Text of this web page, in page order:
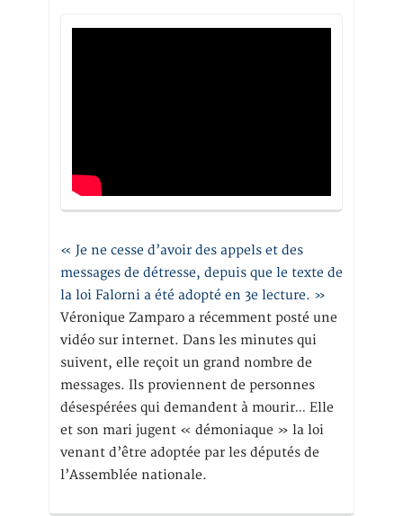
« Je ne cesse d’avoir des appels et des
messages de détresse, depuis que le texte de
la loi Falorni a été adopté en 3e lecture. »
Véronique Zamparo a récemment posté une
vidéo sur internet. Dans les minutes qui
suivent, elle reçoit un grand nombre de
messages. Ils proviennent de personnes
désespérées qui demandent à mourir… Elle
et son mari jugent « démoniaque » la loi
venant d’être adoptée par les députés de
l’Assemblée nationale.